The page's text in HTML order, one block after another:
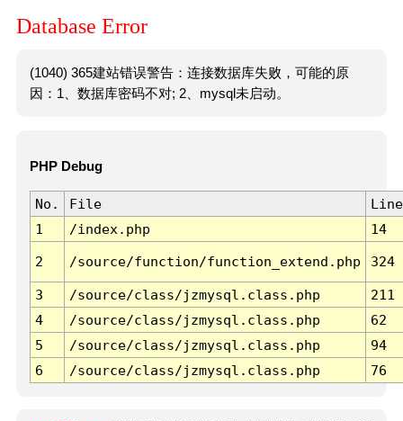
Database Error
(1040) 365建站错误警告：连接数据库失败，可能的原
因：1、数据库密码不对; 2、mysql未启动。
PHP Debug
No. File
Line
1
/index.php 14
2 /source/function/function_extend.php 324
3 /source/class/jzmysql.class.php
211
4
/source/class/jzmysql.class.php
62
5
/source/class/jzmysql.class.php
94
6
/source/class/jzmysql.class.php 76